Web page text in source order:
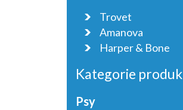
Trovet
Amanova
Harper & Bone
Kategorie
Psy